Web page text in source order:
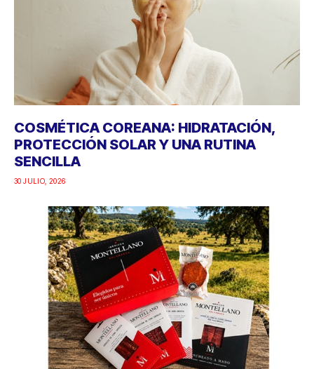
COSMÉTICA COREANA: HIDRATACIÓN,
PROTECCIÓN SOLAR Y UNA RUTINA
SENCILLA
30 JULIO, 2026